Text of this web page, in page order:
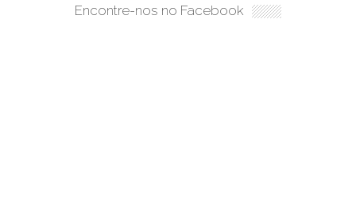
Encontre-nos no Facebook